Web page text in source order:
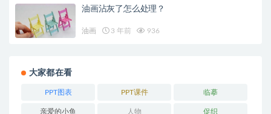
油画沾灰了怎么处理？
油画 3 年前 936
大家都在看
PPT图表 PPT课件 临摹
亲爱的小鱼 人物 促织